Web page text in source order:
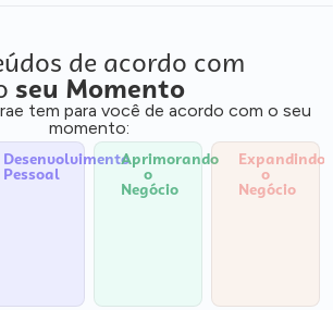
de acordo com
seu Momento
tem para você de acordo com o seu
momento:
Desenvolvimento
Pessoal
Aprimorando
o
Negócio
Expandindo
o
Negócio